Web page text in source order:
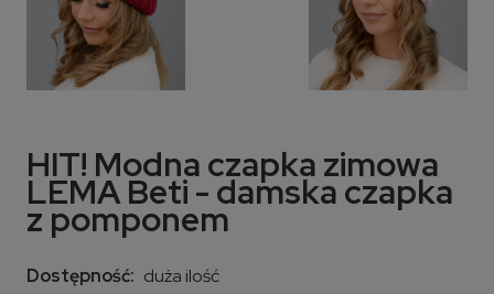
HIT! Modna czapka zimowa
LEMA Beti - damska czapka
z pomponem
Dostępność: duża ilość